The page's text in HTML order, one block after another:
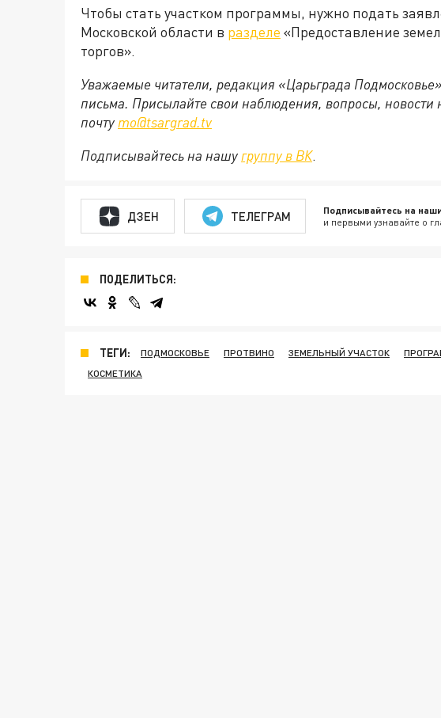
Чтобы стать участком программы, нужно подать
Московской области в разделе «Предоставление
торгов».
Уважаемые читатели, редакция «Царьграда
письма. Присылайте свои наблюдения, вопросы, новости
почту mo@tsargrad.tv
Подписывайтесь на нашу группу в ВК.
ДЗЕН ТЕЛЕГРАМ Подписывайтесь на
и первыми узнавайте о
ПОДЕЛИТЬСЯ:
ТЕГИ: ПОДМОСКОВЬЕ ПРОТВИНО ЗЕМЕЛЬНЫЙ УЧАСТОК
КОСМЕТИКА